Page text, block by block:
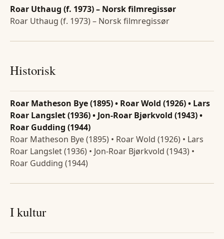
Roar Uthaug (f. 1973) – Norsk filmregissør
Roar Uthaug (f. 1973) – Norsk filmregissør
Historisk
Roar Matheson Bye (1895) • Roar Wold (1926) • Lars
Roar Langslet (1936) • Jon-Roar Bjørkvold (1943) •
Roar Gudding (1944)
Roar Matheson Bye (1895) • Roar Wold (1926) • Lars
Roar Langslet (1936) • Jon-Roar Bjørkvold (1943) •
Roar Gudding (1944)
I kultur